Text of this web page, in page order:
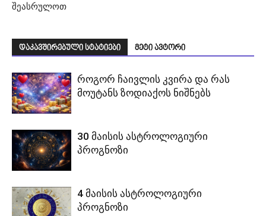
შეასრულოთ
დაკავშირებული სტატიები მეტი ავტორი
როგორ ჩაივლის კვირა და რას
მოუტანს ზოდიაქოს ნიშნებს
30 მაისის ასტროლოგიური
პროგნოზი
4 მაისის ასტროლოგიური
პროგნოზი